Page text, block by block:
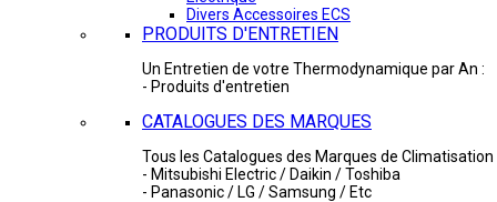
Divers Accessoires ECS
PRODUITS D'ENTRETIEN
Un Entretien de votre Thermodynamique par An :
- Produits d'entretien
CATALOGUES DES MARQUES
Tous les Catalogues des Marques de Climatisation
- Mitsubishi Electric / Daikin / Toshiba
- Panasonic / LG / Samsung / Etc